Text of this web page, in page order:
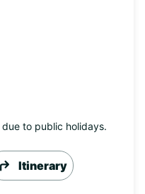
to public holidays.
Itinerary